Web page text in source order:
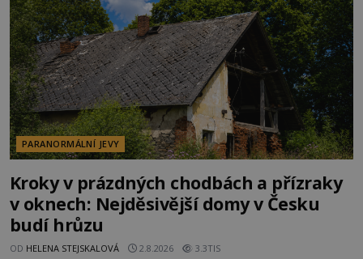
velká snaha to utajit, někteří z
PARANORMÁLNÍ JEVY
Kroky v prázdných chodbách a přízraky
v oknech: Nejděsivější domy v Česku
budí hrůzu
OD HELENA STEJSKALOVÁ 2.8.2026 3.3TIS